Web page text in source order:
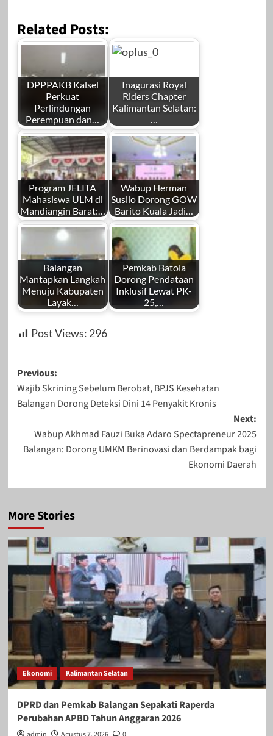
Related Posts:
DPPPAKB Kalsel
Perkuat
Perlindungan
Perempuan dan…
Inagurasi Royal
Riders Chapter
Kalimantan Selatan:
Program JELITA
Mahasiswa ULM di
Mandiangin Barat:…
Wabup Herman
Susilo Dorong GOW
Barito Kuala Jadi…
Balangan
Mantapkan Langkah
Menuju Kabupaten
Layak…
Pemkab Batola
Dorong Pendataan
Inklusif Lewat PK-
25,…
Post Views: 296
Post
navigation
Previous:
Wajib Skrining Sebelum Berobat, BPJS Kesehatan
Balangan Dorong Deteksi Dini 14 Penyakit Kronis
Next:
Wabup Akhmad Fauzi Buka Adaro Spectapreneur 2025
Balangan: Dorong UMKM Berinovasi dan Berdampak bagi
Ekonomi Daerah
More Stories
Ekonomi Kalimantan Selatan
DPRD dan Pemkab Balangan Sepakati Raperda
Perubahan APBD Tahun Anggaran 2026